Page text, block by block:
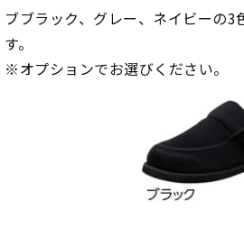
ブブラック、グレー、ネイビーの3
す。
※オプションでお選びください。